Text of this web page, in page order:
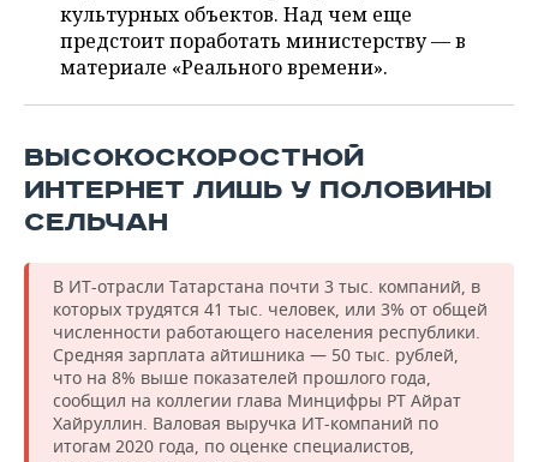
ONLINE-КОНФЕРЕНЦИИ
ХОККЕЙ
ВОЛЕЙБОЛ
КИБЕРСПОРТ
ФИГУРНОЕ КАТАНИЕ
ВОДНЫЕ ВИДЫ СПОРТА
ХОККЕЙ С МЯЧОМ
ВЛАСТЬ
ИСТОРИЯ
КУЛЬТУРА
МЕДИЦИНА
ОБРАЗОВАНИЕ
ПРОИСШЕСТВИЯ
СЮЖЕТЫ
СПРАВОЧНИК
СПИСОК ПЕРСОН
СПИСОК КОМПАНИЙ
ПОЛНАЯ ВЕРСИЯ
культурных объектов. Над чем еще
предстоит поработать министерству — в
материале «Реального времени».
ВЫСОКОСКОРОСТНОЙ
ИНТЕРНЕТ ЛИШЬ У ПОЛОВИНЫ
СЕЛЬЧАН
В ИТ-отрасли Татарстана почти 3 тыс. компаний, в
которых трудятся 41 тыс. человек, или 3% от общей
численности работающего населения республики.
Средняя зарплата айтишника — 50 тыс. рублей,
что на 8% выше показателей прошлого года,
сообщил на коллегии глава Минцифры РТ Айрат
Хайруллин. Валовая выручка ИТ-компаний по
итогам 2020 года, по оценке специалистов,